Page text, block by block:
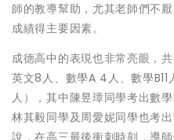
師的教導幫助，尤其老師們不
成績得主要因素。
成德高中的表現也非常亮眼，
英文8人、數學A 4人、數學
人），其中陳昱璋同學考出數
林其毅同學及周愛妮同學也考